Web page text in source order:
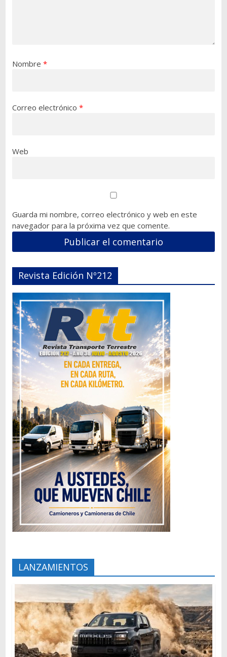
Nombre *
Correo electrónico *
Web
Guarda mi nombre, correo electrónico y web en este
navegador para la próxima vez que comente.
Revista Edición Nº212
LANZAMIENTOS